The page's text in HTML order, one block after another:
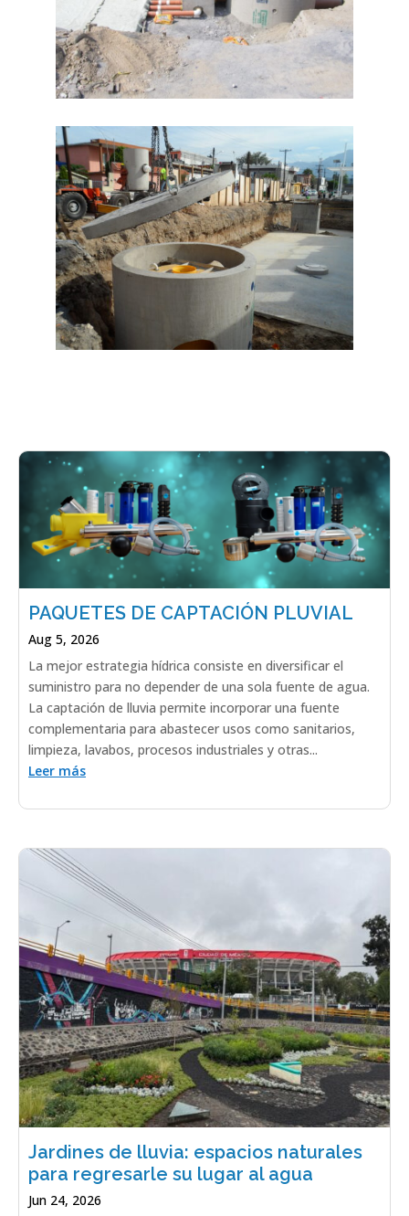
PAQUETES DE CAPTACIÓN PLUVIAL
Aug 5, 2026
La mejor estrategia hídrica consiste en diversificar el
suministro para no depender de una sola fuente de agua.
La captación de lluvia permite incorporar una fuente
complementaria para abastecer usos como sanitarios,
limpieza, lavabos, procesos industriales y otras...
Leer más
Jardines de lluvia: espacios naturales
para regresarle su lugar al agua
Jun 24, 2026